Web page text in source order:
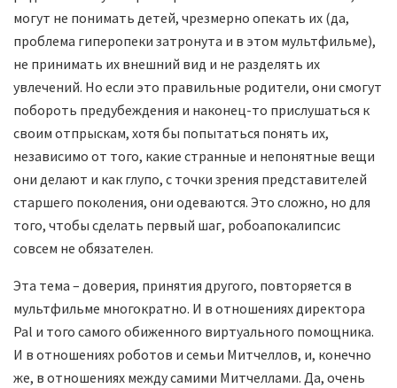
могут не понимать детей, чрезмерно опекать их (да,
проблема гиперопеки затронута и в этом мультфильме),
не принимать их внешний вид и не разделять их
увлечений. Но если это правильные родители, они смогут
побороть предубеждения и наконец-то прислушаться к
своим отпрыскам, хотя бы попытаться понять их,
независимо от того, какие странные и непонятные вещи
они делают и как глупо, с точки зрения представителей
старшего поколения, они одеваются. Это сложно, но для
того, чтобы сделать первый шаг, робоапокалипсис
совсем не обязателен.
Эта тема – доверия, принятия другого, повторяется в
мультфильме многократно. И в отношениях директора
Pal и того самого обиженного виртуального помощника.
И в отношениях роботов и семьи Митчеллов, и, конечно
же, в отношениях между самими Митчеллами. Да, очень